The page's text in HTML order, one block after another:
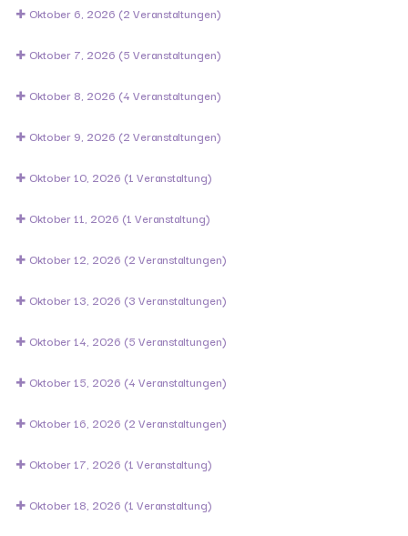
Oktober 6, 2026 (2 Veranstaltungen)
Oktober 7, 2026 (5 Veranstaltungen)
Oktober 8, 2026 (4 Veranstaltungen)
Oktober 9, 2026 (2 Veranstaltungen)
Oktober 10, 2026 (1 Veranstaltung)
Oktober 11, 2026 (1 Veranstaltung)
Oktober 12, 2026 (2 Veranstaltungen)
Oktober 13, 2026 (3 Veranstaltungen)
Oktober 14, 2026 (5 Veranstaltungen)
Oktober 15, 2026 (4 Veranstaltungen)
Oktober 16, 2026 (2 Veranstaltungen)
Oktober 17, 2026 (1 Veranstaltung)
Oktober 18, 2026 (1 Veranstaltung)